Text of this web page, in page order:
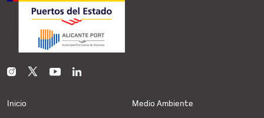
Inicio Medio Ambiente